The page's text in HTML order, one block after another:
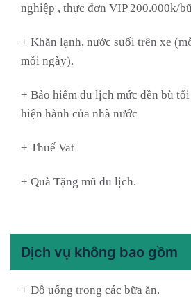
nghiệp , thực đơn VIP 200.000k/
+ Khăn lạnh, nước suối trên xe
mỗi ngày).
+ Bảo hiểm du lịch mức đền bù
hiện hành của nhà nước
+ Thuế Vat
+ Quà Tặng mũ du lịch.
Dịch vụ không bao gồm
+ Đồ uống trong các bữa ăn.